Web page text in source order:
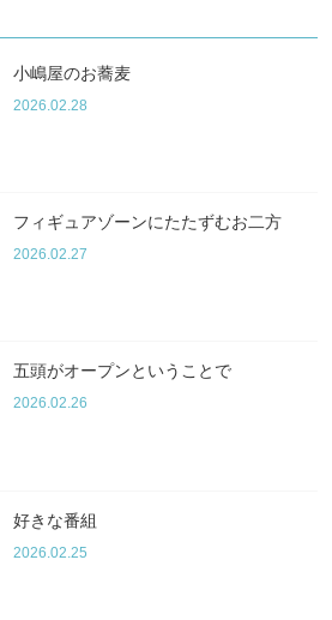
小嶋屋のお蕎麦
2026.02.28
フィギュアゾーンにたたずむお二方
2026.02.27
五頭がオープンということで
2026.02.26
好きな番組
2026.02.25